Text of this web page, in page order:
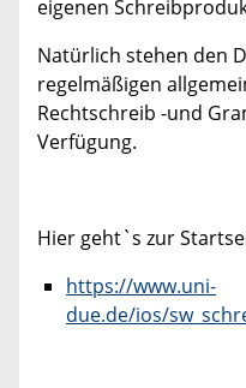
eigenen
Natürlich stehen den
regelmäßigen
Rechtschreib -und
Verfügung.
Hier geht`s zur
https://www.uni-
due.de/ios/